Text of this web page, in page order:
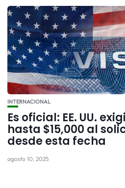
INTERNACIONAL
Es oficial: EE. UU.
hasta $15,000 al
desde esta fecha
agosto 10, 2025